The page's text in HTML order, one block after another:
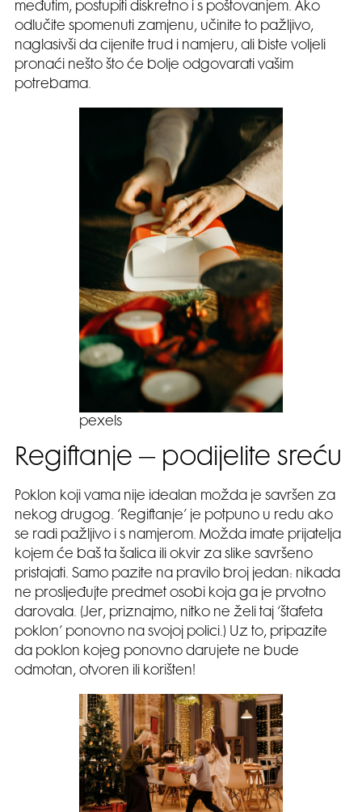
međutim, postupiti diskretno i s poštovanjem. Ako
odlučite spomenuti zamjenu, učinite to pažljivo,
naglasivši da cijenite trud i namjeru, ali biste voljeli
pronaći nešto što će bolje odgovarati vašim
potrebama.
pexels
Regiftanje – podijelite sreću
Poklon koji vama nije idealan možda je savršen za
nekog drugog. ‘Regiftanje’ je potpuno u redu ako
se radi pažljivo i s namjerom. Možda imate prijatelja
kojem će baš ta šalica ili okvir za slike savršeno
pristajati. Samo pazite na pravilo broj jedan: nikada
ne prosljeđujte predmet osobi koja ga je prvotno
darovala. (Jer, priznajmo, nitko ne želi taj ‘štafeta
poklon’ ponovno na svojoj polici.) Uz to, pripazite
da poklon kojeg ponovno darujete ne bude
odmotan, otvoren ili korišten!